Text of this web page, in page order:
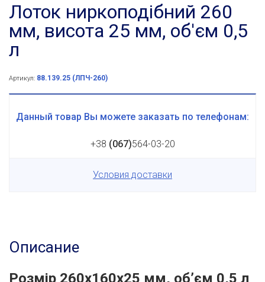
Лоток ниркоподібний 260
мм, висота 25 мм, об'єм 0,5
л
Артикул: 88.139.25 (ЛПЧ-260)
Данный товар Вы можете заказать по телефонам:
+38 (067)564-03-20
Условия доставки
Описание
Розмір 260х160х25 мм, об’єм 0,5 л